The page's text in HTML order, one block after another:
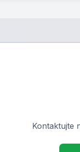
Kontaktujte